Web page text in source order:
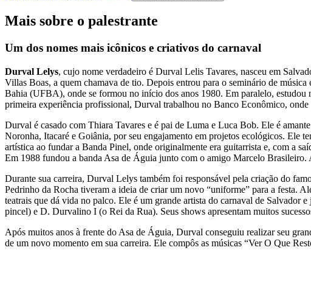
Mais sobre o palestrante
Um dos nomes mais icônicos e criativos do carnaval
Durval Lelys, cujo nome verdadeiro é Durval Lelis Tavares, nasceu em
Villas Boas, a quem chamava de tio. Depois entrou para o seminário de
Bahia (UFBA), onde se formou no início dos anos 1980. Em paralelo, estudou
primeira experiência profissional, Durval trabalhou no Banco Econômico, onde
Durval é casado com Thiara Tavares e é pai de Luma e Luca Bob. Ele é
Noronha, Itacaré e Goiânia, por seu engajamento em projetos ecológicos. Ele
artística ao fundar a Banda Pinel, onde originalmente era guitarrista e, com a
Em 1988 fundou a banda Asa de Águia junto com o amigo Marcelo
Durante sua carreira, Durval Lelys também foi responsável pela criação do
Pedrinho da Rocha tiveram a ideia de criar um novo “uniforme” para a festa.
teatrais que dá vida no palco. Ele é um grande artista do carnaval de
pincel) e D. Durvalino I (o Rei da Rua). Seus shows apresentam muitos
Após muitos anos à frente do Asa de Águia, Durval conseguiu realizar seu
de um novo momento em sua carreira. Ele compôs as músicas “Ver O Que